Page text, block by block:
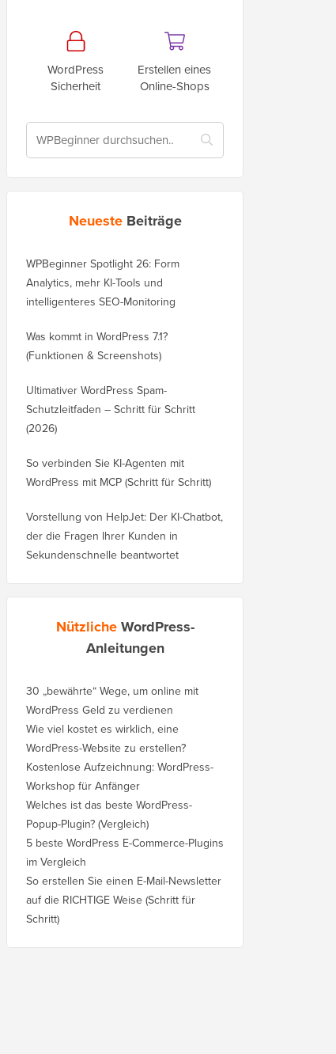
WordPress
Sicherheit
Erstellen eines
Online-Shops
Neueste Beiträge
WPBeginner Spotlight 26: Form
Analytics, mehr KI-Tools und
intelligenteres SEO-Monitoring
Was kommt in WordPress 7.1?
(Funktionen & Screenshots)
Ultimativer WordPress Spam-
Schutzleitfaden – Schritt für Schritt
(2026)
So verbinden Sie KI-Agenten mit
WordPress mit MCP (Schritt für Schritt)
Vorstellung von HelpJet: Der KI-Chatbot,
der die Fragen Ihrer Kunden in
Sekundenschnelle beantwortet
NützlicheWordPress-
Anleitungen
30 „bewährte“ Wege, um online mit
WordPress Geld zu verdienen
Wie viel kostet es wirklich, eine
WordPress-Website zu erstellen?
Kostenlose Aufzeichnung: WordPress-
Workshop für Anfänger
Welches ist das beste WordPress-
Popup-Plugin? (Vergleich)
5 beste WordPress E-Commerce-Plugins
im Vergleich
So erstellen Sie einen E-Mail-Newsletter
auf die RICHTIGE Weise (Schritt für
Schritt)